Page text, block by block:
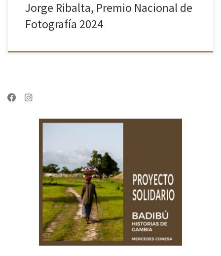
Jorge Ribalta, Premio Nacional de
Fotografía 2024